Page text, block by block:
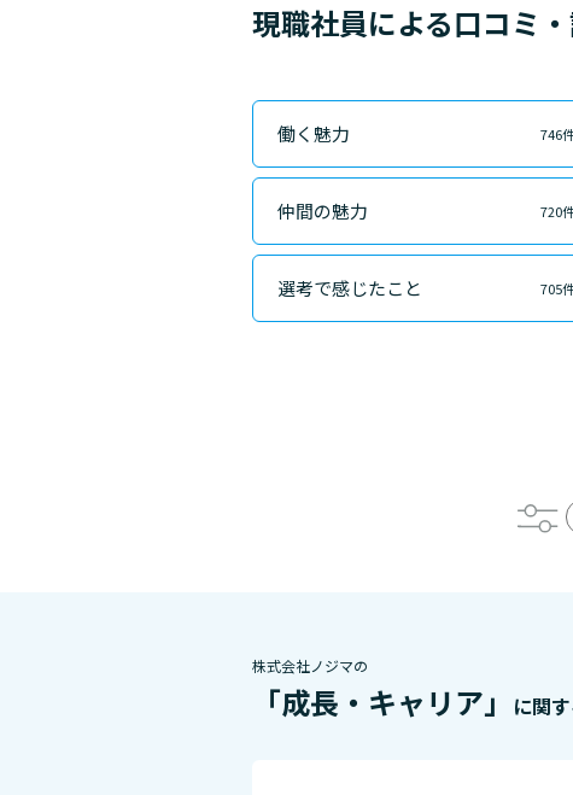
現職社員による口コミ
働く魅力 746
仲間の魅力 720
選考で感じたこと 705
株式会社ノジマの
「成長・キャリア」 に関